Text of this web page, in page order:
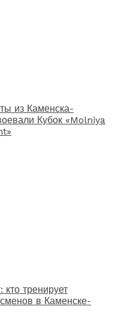
из Каменска-
Кубок «Molniya
кто тренирует
в Каменске-